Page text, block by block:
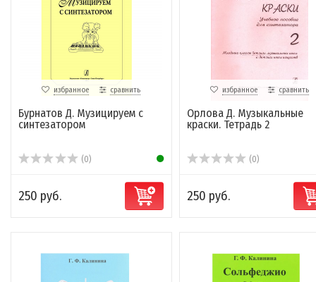
избранное сравнить
Бурнатов Д. Музицируем с
синтезатором
(0)
250 руб.
избранное сравнить
Орлова Д. Музыкальные
краски. Тетрадь 2
(0)
250 руб.